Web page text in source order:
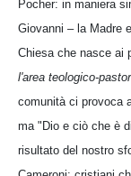
Pocher: in maniera
Giovanni – la Madre
Chiesa che nasce ai
l'area teologico-
comunità ci provoca
ma "Dio e ciò che è
risultato del nostro